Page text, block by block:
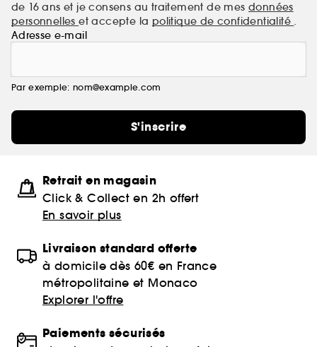
de 16 ans et je consens au traitement de mes données
personnelleset accepte la politique de confidentialité .
Adresse e-mail
Par exemple: nom@example.com
S'inscrire
Retrait en magasin
Click & Collect en 2h offert
En savoir plus
Livraison standard offerte
à domicile dès 60€ en France
métropolitaine et Monaco
Explorer l'offre
Paiements sécurisés